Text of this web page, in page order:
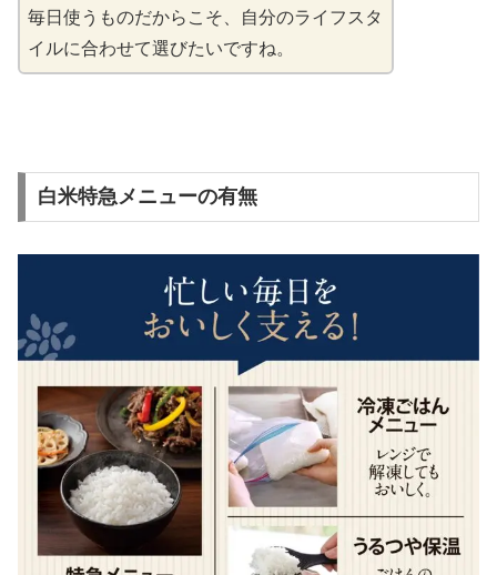
毎日使うものだからこそ、自分のライフスタ
イルに合わせて選びたいですね。
白米特急メニューの有無